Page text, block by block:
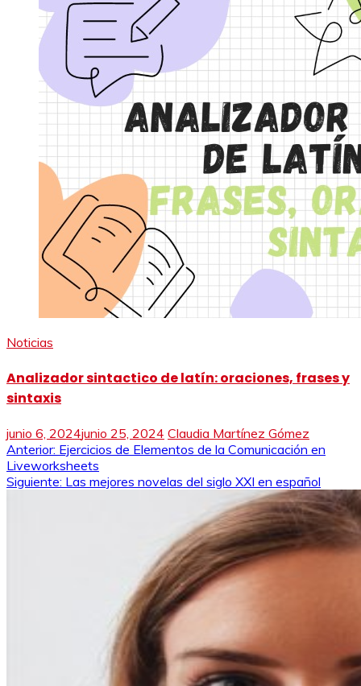
Noticias
Analizador sintactico de latín: oraciones, frases y
sintaxis
junio 6, 2024junio 25, 2024 Claudia Martínez Gómez
Navegación
de
Anterior: Ejercicios de Elementos de la Comunicación en
Liveworksheets
Siguiente: Las mejores novelas del siglo XXI en español